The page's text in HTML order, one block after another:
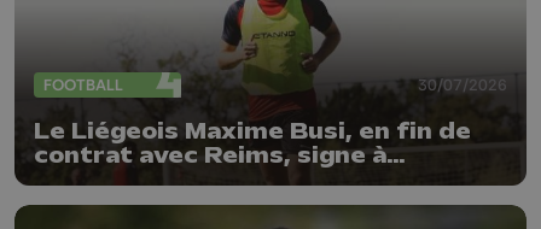
FOOTBALL 30/07/2026
Le Liégeois Maxime Busi, en fin de
contrat avec Reims, signe à
l'Antwerp